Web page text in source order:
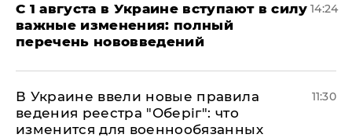
С 1 августа в Украине вступают в силу
важные изменения: полный
перечень нововведений
14:24
В Украине ввели новые правила
ведения реестра "Оберіг": что
изменится для военнообязанных
11:30